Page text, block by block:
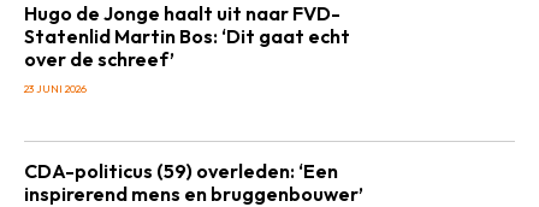
Hugo de Jonge haalt uit naar FVD-
Statenlid Martin Bos: ‘Dit gaat echt
over de schreef’
23 JUNI 2026
CDA-politicus (59) overleden: ‘Een
inspirerend mens en bruggenbouwer’